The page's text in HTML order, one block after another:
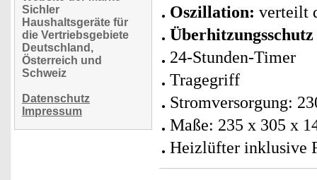
Sichler
Haushaltsgeräte für
die Vertriebsgebiete
Deutschland,
Österreich und
Schweiz
Datenschutz
Impressum
Oszillation: verteilt
24-Stunden-Timer
Tragegriff
Stromversorgung:
Maße: 235 x 305 x
Heizlüfter inklusive